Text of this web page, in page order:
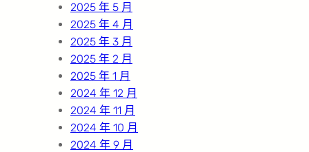
2025 年 5 月
2025 年 4 月
2025 年 3 月
2025 年 2 月
2025 年 1 月
2024 年 12 月
2024 年 11 月
2024 年 10 月
2024 年 9 月